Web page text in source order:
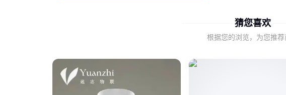
这些差异本质
很多人以为译
猜您喜欢
根据您的浏览，为您推荐